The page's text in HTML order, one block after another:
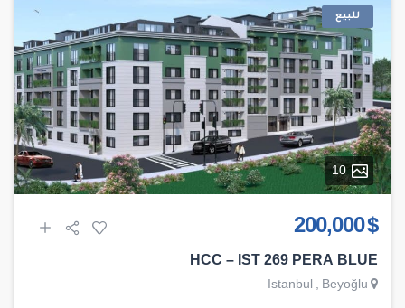
للبيع
10
$ 200,000
HCC – IST 269 PERA BLUE
Istanbul , Beyoğlu